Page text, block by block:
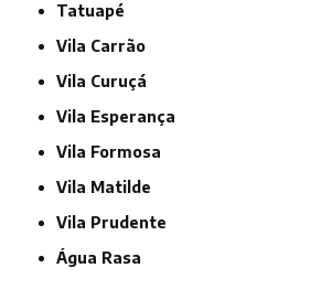
Tatuapé
Vila Carrão
Vila Curuçá
Vila Esperança
Vila Formosa
Vila Matilde
Vila Prudente
Água Rasa